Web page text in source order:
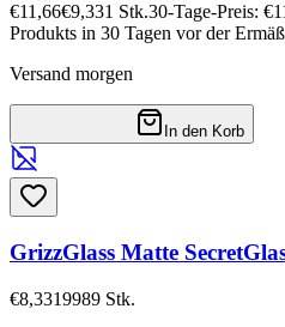
€11,66€9,331 Stk.30-Tage-Preis:
Produkts in 30 Tagen vor der
Versand morgen
In den Korb
GrizzGlass Matte
€8,3319989 Stk.